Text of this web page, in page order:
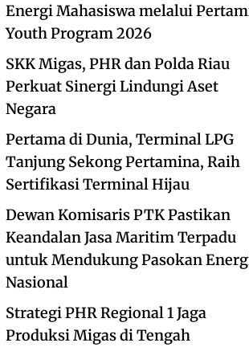
Energi Mahasiswa melalui
Youth Program 2026
SKK Migas, PHR dan Polda Riau
Perkuat Sinergi Lindungi Aset
Negara
Pertama di Dunia, Terminal LPG
Tanjung Sekong Pertamina, Raih
Sertifikasi Terminal Hijau
Dewan Komisaris PTK Pastikan
Keandalan Jasa Maritim Terpadu
untuk Mendukung Pasokan
Nasional
Strategi PHR Regional 1 Jaga
Produksi Migas di Tengah